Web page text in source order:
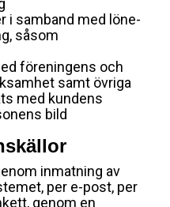
i samband med löne-
såsom
föreningens och
samt övriga
med kundens
bild
inmatning av
per e-post, per
genom en